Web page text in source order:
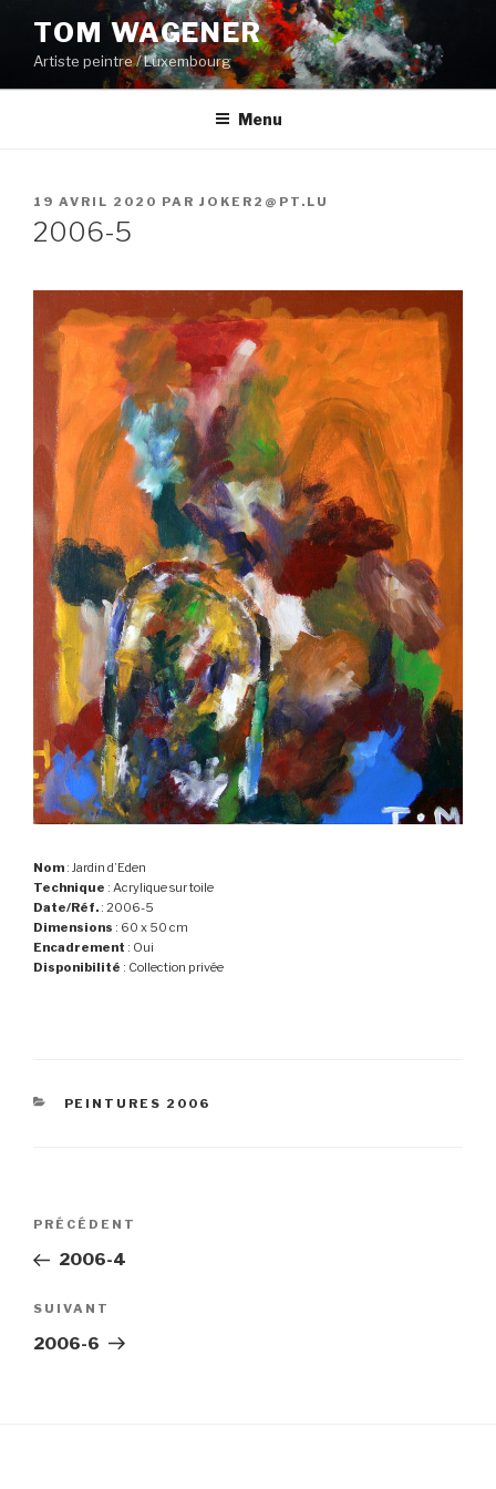
contenu
principal
TOM WAGENER
Artiste peintre / Luxembourg
Menu
PUBLIÉ
LE
19 AVRIL 2020 PAR JOKER2@PT.LU
2006-5
Nom : Jardin d’Eden
Technique : Acrylique sur toile
Date/Réf. : 2006-5
Dimensions : 60 x 50 cm
Encadrement : Oui
Disponibilité : Collection privée
CATÉGORIES
PEINTURES 2006
Navigation
l’article
Article
précédent
PRÉCÉDENT
2006-4
Article
suivant
SUIVANT
2006-6